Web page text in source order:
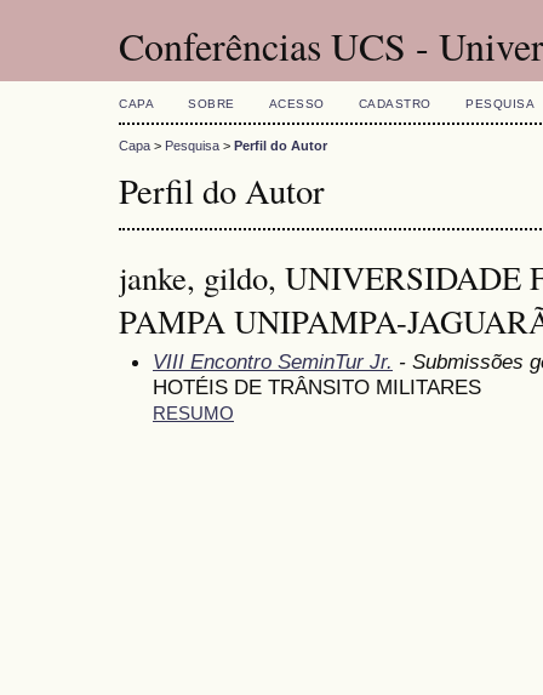
Conferências UCS -
CAPA SOBRE ACESSO CADASTRO PESQUISA
Capa > Pesquisa > Perfil do Autor
Perfil do Autor
janke, gildo, UNIVERSIDADE
PAMPA UNIPAMPA-
VIII Encontro SeminTur Jr. - Submissões
HOTÉIS DE TRÂNSITO MILITARES
RESUMO